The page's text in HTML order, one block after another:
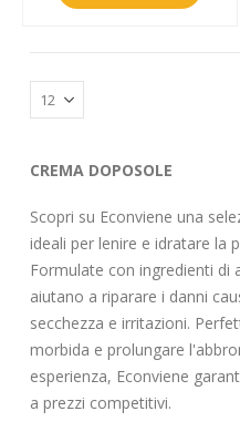
CREMA DOPOSOLE
Scopri su Econviene una
ideali per lenire e idratare la
Formulate con ingredienti di
aiutano a riparare i danni
secchezza e irritazioni.
morbida e prolungare
esperienza, Econviene
a prezzi competitivi.